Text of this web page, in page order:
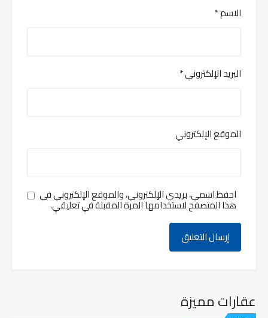
الاسم*
البريد الإلكتروني*
الموقع الإلكتروني
احفظ اسمي، بريدي الإلكتروني، والموقع الإلكتروني في
هذا المتصفح لاستخدامها المرة المقبلة في تعليقي.
عقارات مميزة